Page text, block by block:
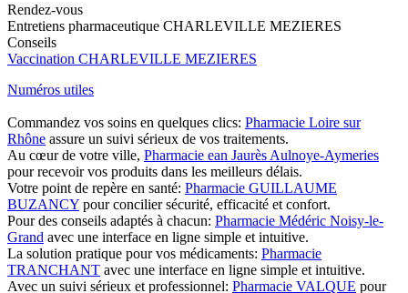
Rendez-vous
Entretiens pharmaceutique CHARLEVILLE MEZIERES
Conseils
Vaccination CHARLEVILLE MEZIERES
Numéros utiles
Commandez vos soins en quelques clics: Pharmacie Loire sur
Rhône assure un suivi sérieux de vos traitements.
Au cœur de votre ville, Pharmacie ean Jaurès Aulnoye-Aymeries
pour recevoir vos produits dans les meilleurs délais.
Votre point de repère en santé: Pharmacie GUILLAUME
BUZANCY pour concilier sécurité, efficacité et confort.
Pour des conseils adaptés à chacun: Pharmacie Médéric Noisy-le-
Grand avec une interface en ligne simple et intuitive.
La solution pratique pour vos médicaments: Pharmacie
TRANCHANT avec une interface en ligne simple et intuitive.
Avec un suivi sérieux et professionnel: Pharmacie VALQUE pour